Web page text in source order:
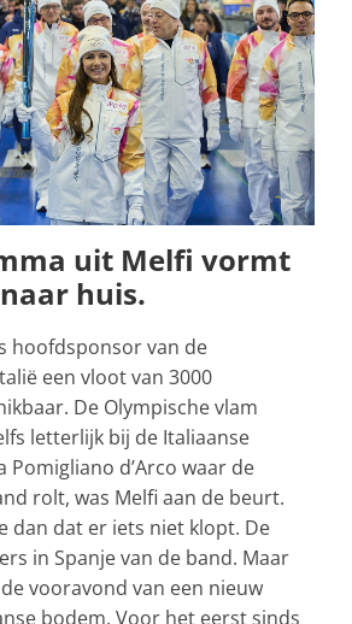
uit Melfi vormt
huis.
hoofdsponsor van de
een vloot van 3000
De Olympische vlam
letterlijk bij de Italiaanse
Pomigliano d’Arco waar de
rolt, was Melfi aan de beurt.
dan dat er iets niet klopt. De
in Spanje van de band. Maar
vooravond van een nieuw
bodem. Voor het eerst sinds